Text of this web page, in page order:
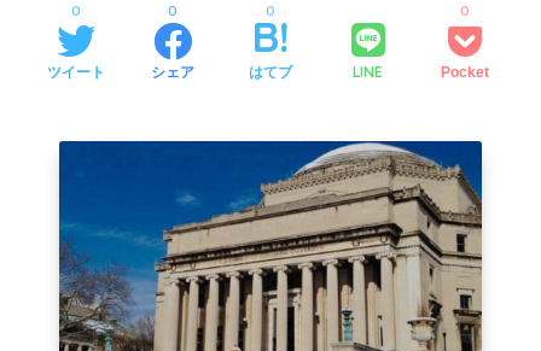
ツイート
0
シェア
0
はてブ
0
LINE Pocket
0